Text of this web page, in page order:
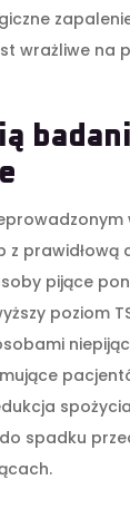
wrażliwe na
z prawidłową
pijące
poziom
spadku